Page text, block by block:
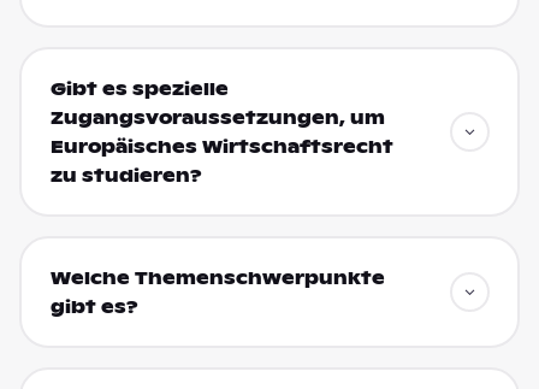
Gibt es spezielle
Zugangsvoraussetzungen, um
Europäisches Wirtschaftsrecht
zu studieren?
Welche Themenschwerpunkte
gibt es?